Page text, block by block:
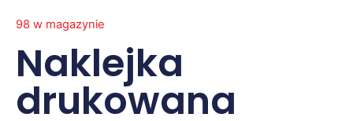
98 w magazynie
Naklejka
drukowana